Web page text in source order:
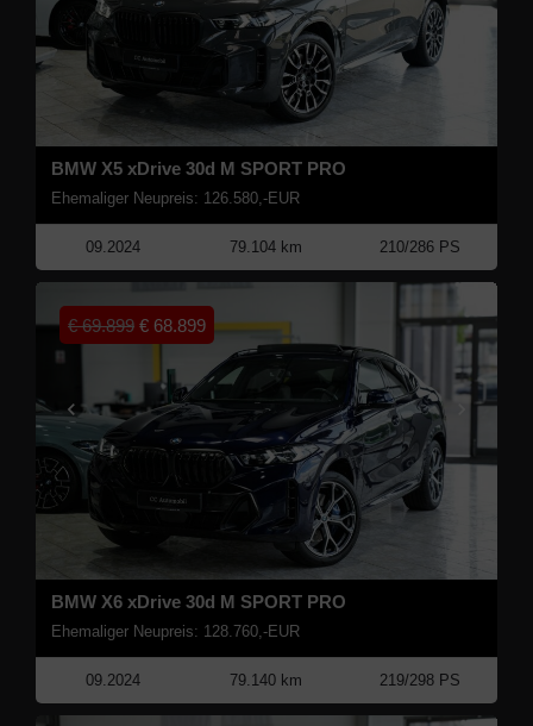
BMW X5 xDrive 30d M SPORT PRO
Ehemaliger Neupreis: 126.580,-EUR
09.2024 79.104 km 210/286 PS
BMW X6 xDrive 30d M SPORT PRO
Ehemaliger Neupreis: 128.760,-EUR
€69.899 € 68.899
09.2024 79.140 km 219/298 PS